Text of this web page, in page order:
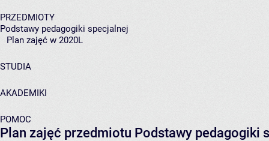
PRZEDMIOTY
Podstawy pedagogiki specjalnej
Plan zajęć w 2020L
STUDIA
AKADEMIKI
POMOC
Plan zajęć przedmiotu Podstawy pedagogiki